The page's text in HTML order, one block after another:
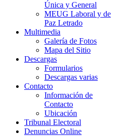
Única y General
MEUG Laboral y de
Paz Letrado
Multimedia
Galería de Fotos
Mapa del Sitio
Descargas
Formularios
Descargas varias
Contacto
Información de
Contacto
Ubicación
Tribunal Electoral
Denuncias Online